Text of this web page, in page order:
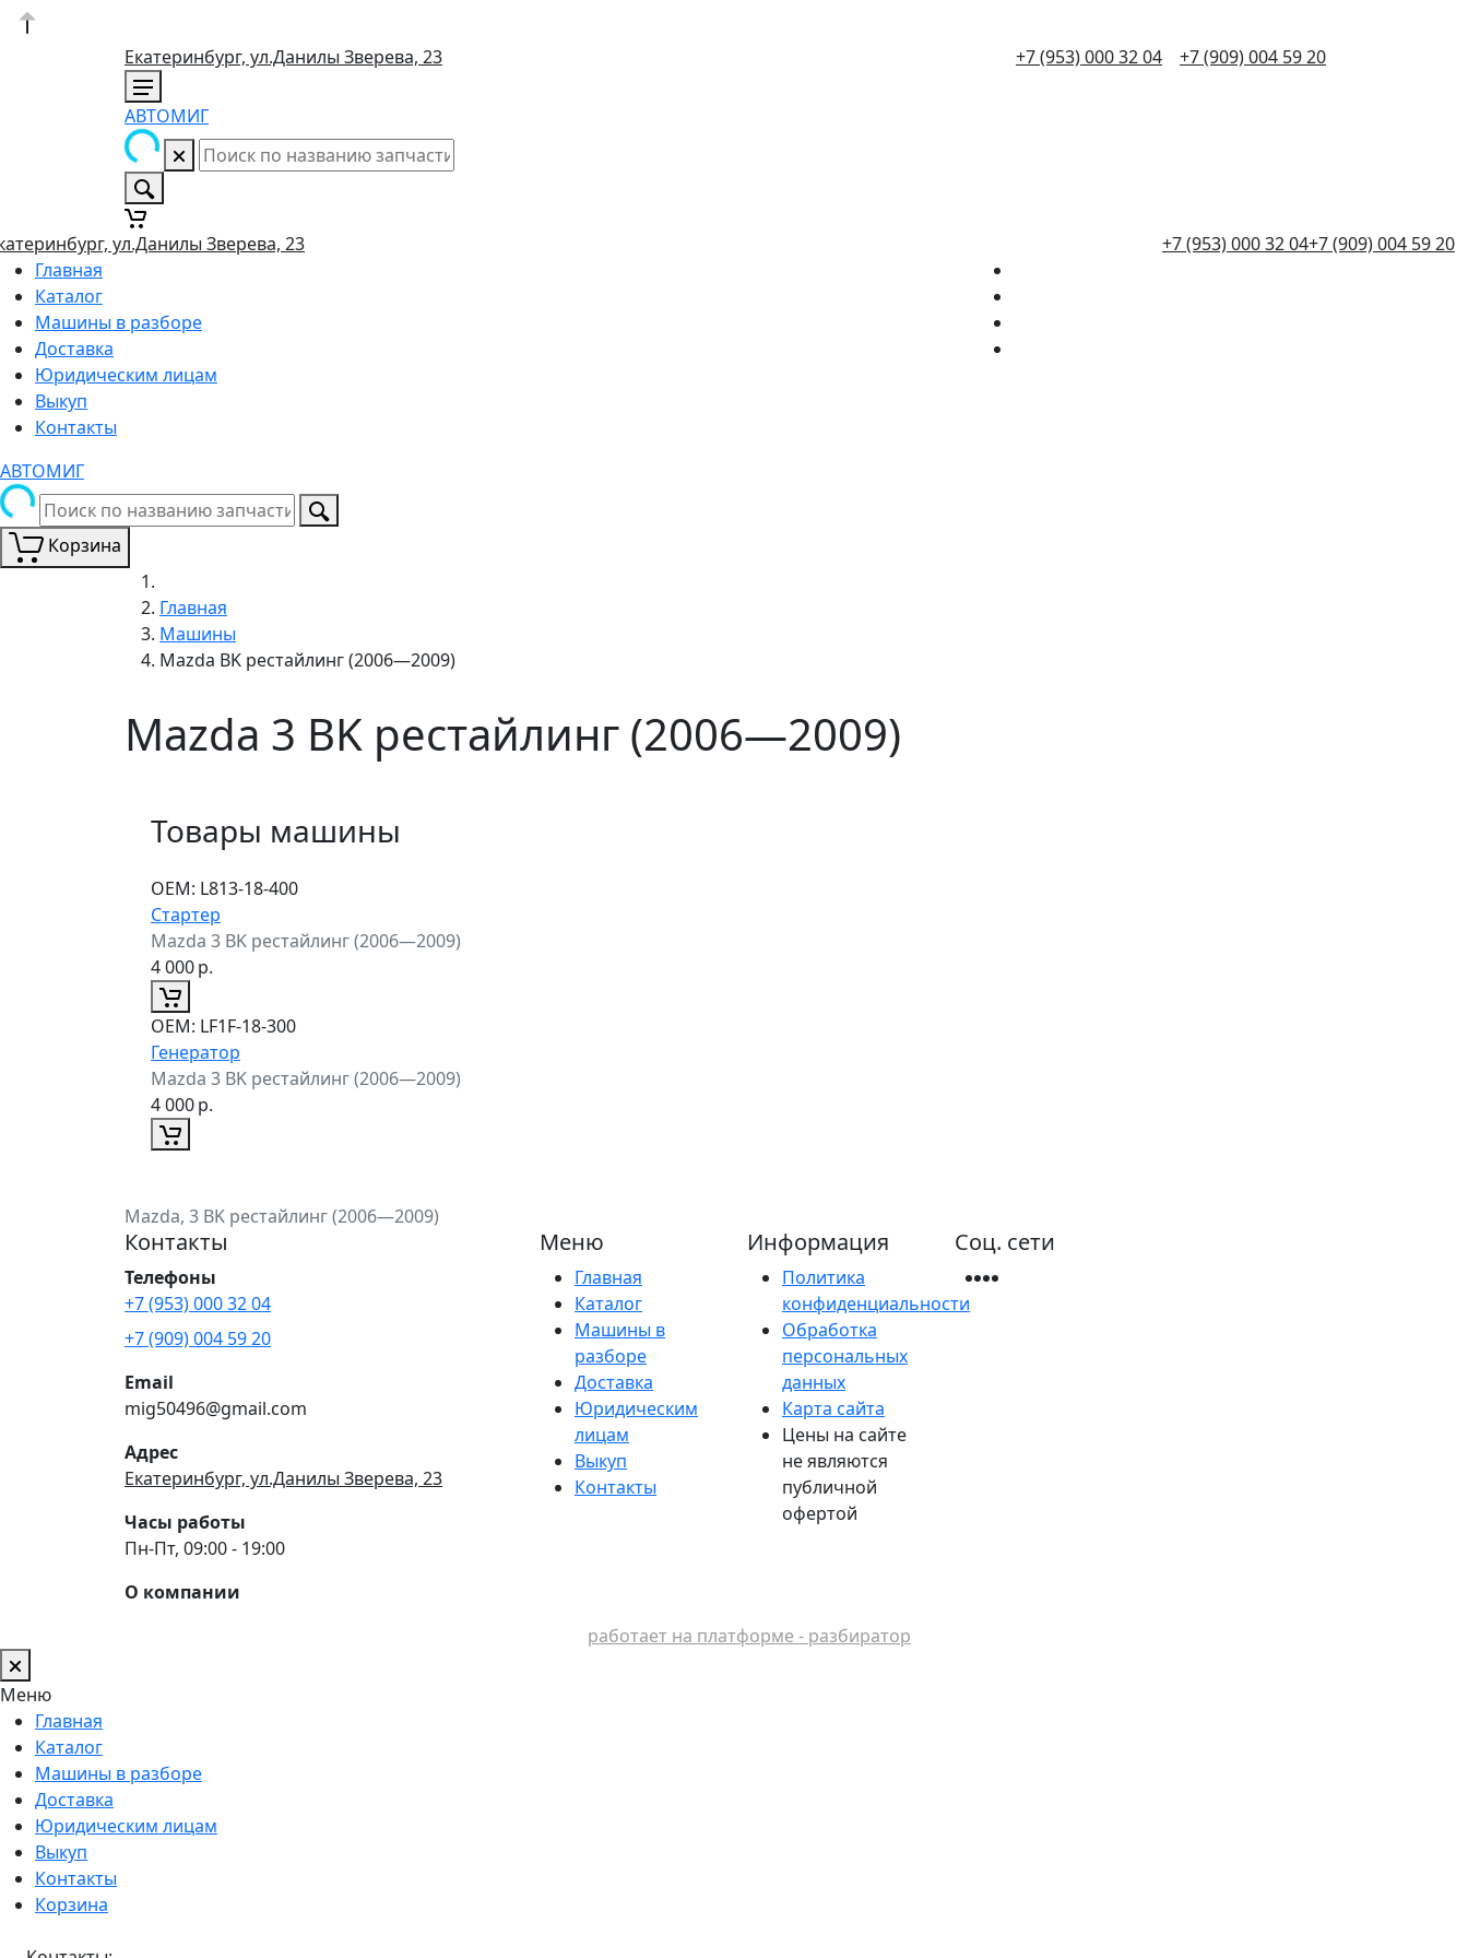
Екатеринбург, ул.Данилы Зверева, 23 +7 (953) 000 32 04 +7 (909) 004 59 20
АВТОМИГ
ул.Данилы Зверева, 23 +7 (953) 000 32 04+7 (909) 004 59 20
Главная
Каталог
Машины в разборе
Доставка
Юридическим лицам
Выкуп
Контакты
АВТОМИГ
Корзина
Главная
Машины
Mazda BK рестайлинг (2006—2009)
Mazda 3 BK рестайлинг (2006—2009)
Товары машины
ОЕМ: L813-18-400
Стартер
Mazda 3 BK рестайлинг (2006—2009)
4 000р.
ОЕМ: LF1F-18-300
Генератор
Mazda 3 BK рестайлинг (2006—2009)
4 000р.
Mazda, 3 BK рестайлинг (2006—2009)
Контакты
Телефоны
+7 (953) 000 32 04
+7 (909) 004 59 20
Email
mig50496@gmail.com
Адрес
Екатеринбург, ул.Данилы Зверева, 23
Часы работы
Пн-Пт, 09:00 - 19:00
О компании
Меню
Главная
Каталог
Машины в
разборе
Доставка
Юридическим
лицам
Выкуп
Контакты
Информация
Политика
конфиденциальности
Обработка
персональных
данных
Карта сайта
Цены на сайте
не являются
публичной
офертой
Соц. сети
работает на платформе - разбиратор
Меню
Главная
Каталог
Машины в разборе
Доставка
Юридическим лицам
Выкуп
Контакты
Корзина